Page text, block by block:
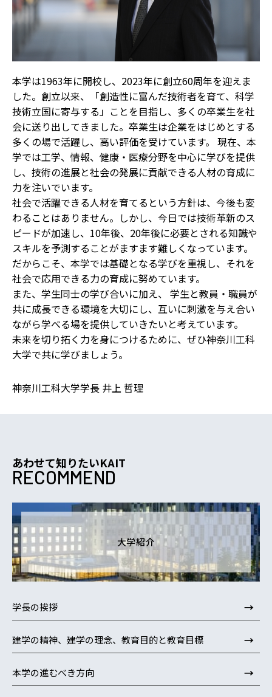
本学は1963年に開校し、2023年に創立60周年を迎えま
した。創立以来、「創造性に富んだ技術者を育て、科学
技術立国に寄与する」ことを目指し、多くの卒業生を社
会に送り出してきました。卒業生は企業をはじめとする
多くの場で活躍し、高い評価を受けています。 現在、本
学では工学、情報、健康・医療分野を中心に学びを提供
し、技術の進展と社会の発展に貢献できる人材の育成に
力を注いでいます。
社会で活躍できる人材を育てるという方針は、今後も変
わることはありません。しかし、今日では技術革新のス
ピードが加速し、10年後、20年後に必要とされる知識や
スキルを予測することがますます難しくなっています。
だからこそ、本学では基礎となる学びを重視し、それを
社会で応用できる力の育成に努めています。
また、学生同士の学び合いに加え、 学生と教員・職員が
共に成長できる環境を大切にし、互いに刺激を与え合い
ながら学べる場を提供していきたいと考えています。
未来を切り拓く力を身につけるために、ぜひ神奈川工科
大学で共に学びましょう。
神奈川工科大学学長 井上 哲理
あわせて知りたいKAIT
RECOMMEND
大学紹介
学長の挨拶 →
建学の精神、建学の理念、教育目的と教育目標 →
本学の進むべき方向 →